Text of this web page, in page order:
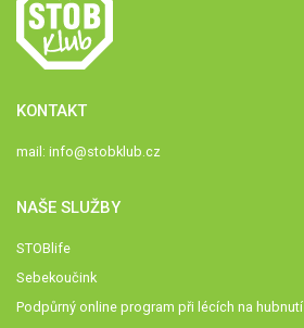
KONTAKT
mail: info@stobklub.cz
NAŠE SLUŽBY
STOBlife
Sebekoučink
Podpůrný online program při lécích na hubnutí